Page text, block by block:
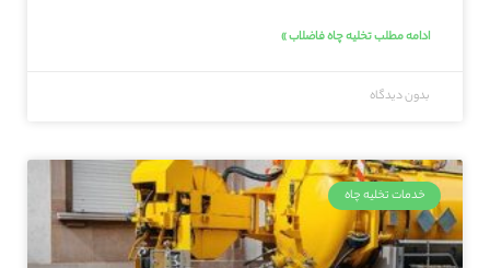
ادامه مطلب تخلیه چاه فاضلاب »
بدون دیدگاه
خدمات تخلیه چاه